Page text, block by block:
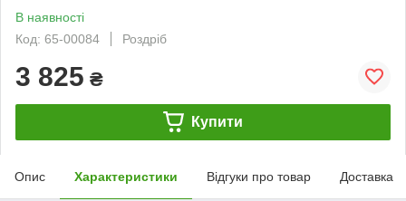
В наявності
Код: 65-00084
Роздріб
3 825 ₴
Купити
Опис Характеристики Відгуки про товар Доставка